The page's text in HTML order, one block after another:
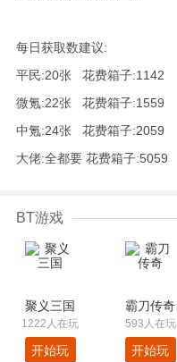
每日获取数建议:
平民:20张 花费箱子:1142
微氪:22张 花费箱子:1559
中氪:24张 花费箱子:2059
大佬:全都要 花费箱子:5059
BT游戏
聚义三国
1222人在玩
开始玩
霸刀传奇
593人在玩
开始玩